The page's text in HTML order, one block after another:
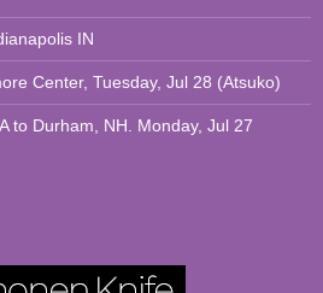
IN
Center, Tuesday, Jul 28 (Atsuko)
to Durham, NH. Monday, Jul 27